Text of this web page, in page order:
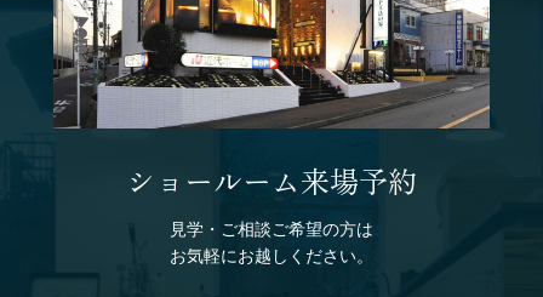
ショールーム来場予約
見学・ご相談ご希望の方は
お気軽にお越しください。